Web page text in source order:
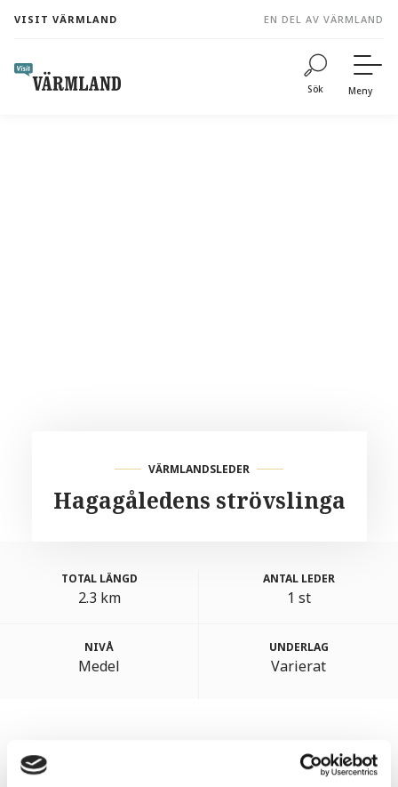
content
VISIT VÄRMLAND EN DEL AV VÄRMLAND
Sök Meny
VÄRMLANDSLEDER
Hagagåledens strövslinga
TOTAL LÄNGD
2.3 km
ANTAL LEDER
1 st
NIVÅ
Medel
UNDERLAG
Varierat